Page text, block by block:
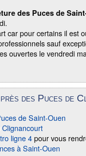
des Puces de
car pour certains il est
sauf
ouvertes le vendredi
des Puces de
de Saint-Ouen
ligne 4pour vous
à Saint-Ouen